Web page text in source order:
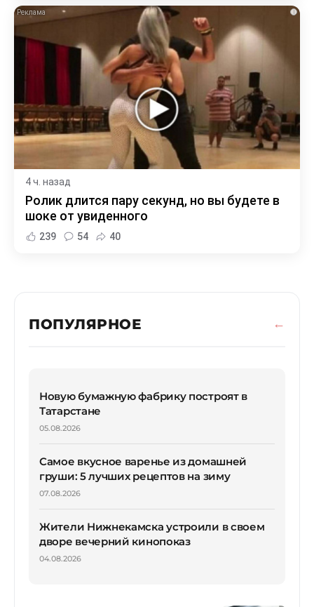
i
4 ч. назад
Ролик длится пару секунд, но вы будете в
шоке от увиденного
239 54 40
ПОПУЛЯРНОЕ
Новую бумажную фабрику построят в
Татарстане
05.08.2026
Самое вкусное варенье из домашней
груши: 5 лучших рецептов на зиму
07.08.2026
Жители Нижнекамска устроили в своем
дворе вечерний кинопоказ
04.08.2026